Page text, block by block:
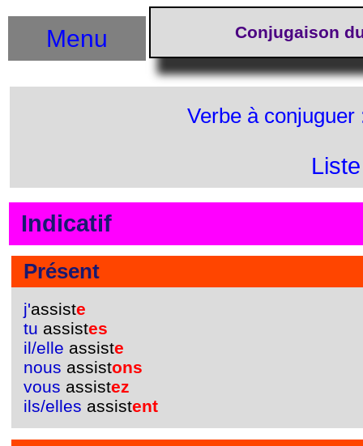
Conjugaison
Menu
Verbe à
Indicatif
Présent
j'assiste
tu assistes
il/elle assiste
nous assistons
vous assistez
ils/elles assistent